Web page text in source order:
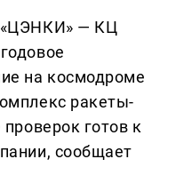
«ЦЭНКИ» — КЦ
на космодроме
ракеты-
готов к
сообщает